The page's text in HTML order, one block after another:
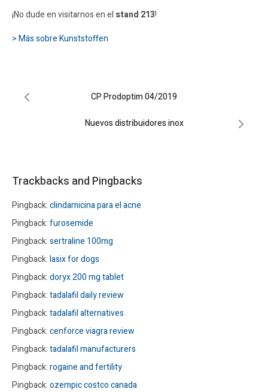
¡No dude en visitarnos en el stand 213!
> Más sobre Kunststoffen
CP Prodoptim 04/2019
Nuevos distribuidores inox
Trackbacks and Pingbacks
Pingback:clindamicina para el acne
Pingback:furosemide
Pingback:sertraline 100mg
Pingback:lasix for dogs
Pingback:doryx 200 mg tablet
Pingback:tadalafil daily review
Pingback:tadalafil alternatives
Pingback:cenforce viagra review
Pingback:tadalafil manufacturers
Pingback:rogaine and fertility
Pingback:ozempic costco canada